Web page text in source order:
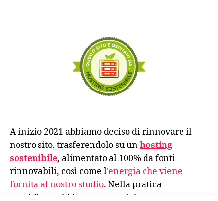
A inizio 2021 abbiamo deciso di rinnovare il
nostro sito, trasferendolo su unhosting
sostenibile, alimentato al 100% da fonti
rinnovabili, così come l'energia che viene
fornita al nostro studio. Nella pratica
quotidiana abbiamo sostanzialmente azzerato